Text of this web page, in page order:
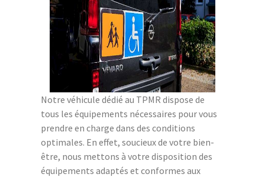
Notre véhicule dédié au TPMR dispose de
tous les équipements nécessaires pour vous
prendre en charge dans des conditions
optimales. En effet, soucieux de votre bien-
être, nous mettons à votre disposition des
équipements adaptés et conformes aux